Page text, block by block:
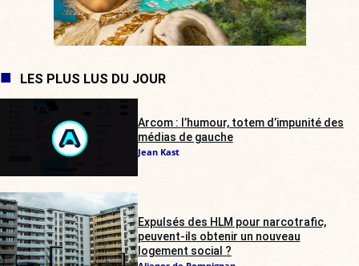
LES PLUS LUS DU JOUR
Arcom : l’humour, totem d’impunité des
médias de gauche
Jean Kast
Expulsés des HLM pour narcotrafic,
peuvent-ils obtenir un nouveau
logement social ?